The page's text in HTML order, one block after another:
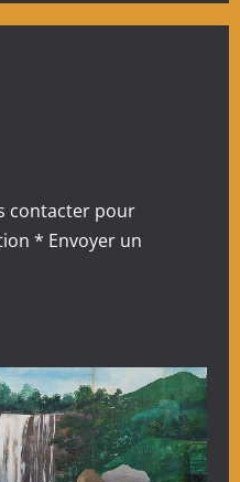
contacter pour
* Envoyer un